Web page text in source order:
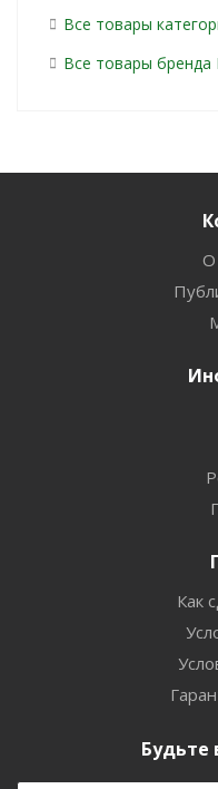
Все товары
Все товары бренда
О
Как
Будьте